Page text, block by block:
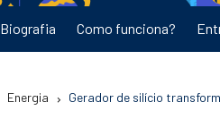
Biografia Como funciona?
Energia Gerador de silício